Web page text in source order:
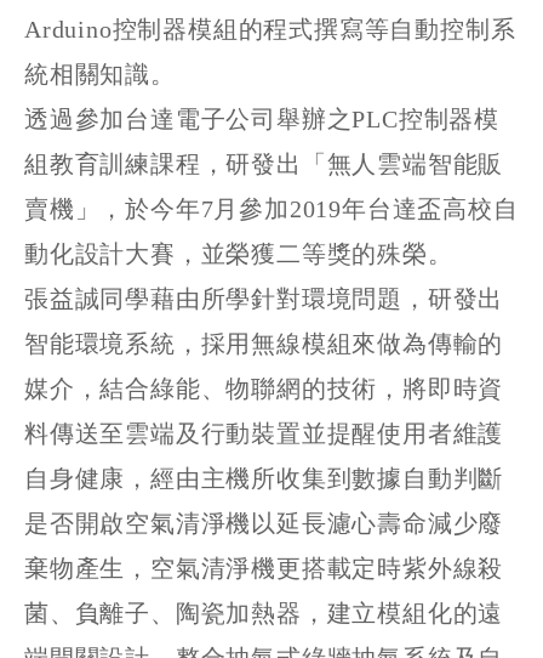
Arduino控制器模組的程式撰寫等自動控制系
統相關知識。
透過參加台達電子公司舉辦之PLC控制器模
組教育訓練課程，研發出「無人雲端智能販
賣機」，於今年7月參加2019年台達盃高校自
動化設計大賽，並榮獲二等獎的殊榮。
張益誠同學藉由所學針對環境問題，研發出
智能環境系統，採用無線模組來做為傳輸的
媒介，結合綠能、物聯網的技術，將即時資
料傳送至雲端及行動裝置並提醒使用者維護
自身健康，經由主機所收集到數據自動判斷
是否開啟空氣清淨機以延長濾心壽命減少廢
棄物產生，空氣清淨機更搭載定時紫外線殺
菌、負離子、陶瓷加熱器，建立模組化的遠